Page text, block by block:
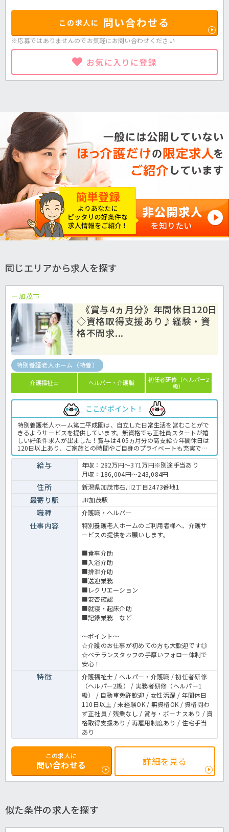
この求人に 問い合わせる
※応募ではありませんのでお気軽にお問い合わせください
お気に入りに登録
同じエリアから求人を探す
加茂市
《賞与4ヵ月分》年間休日120日
◇資格取得支援あり♪経験・資
格不問求...
特別養護老人ホーム（特養）
介護福祉士 ヘルパー・介護職
初任者研修（ヘルパー2
級）
ここがポイント！
特別養護老人ホーム第二平成園は、自立した日常生活を営むことがで
きるようサービスを提供しています。無資格でも正社員スタートが嬉
しい好条件求人が出ました！賞与は4.05ヵ月分の高支給☆年間休日は
120日以上あり、ご家族との時間やご自身のプライベートも充実でき
ます！経験の無い方でも経験豊富な職員が丁寧に指導しますので、安
心してお仕事を始めることができます◎資格取得の際には特別休暇や
助成制度など法人がバックアップしてくださいますよ！ご興味があり
ましたら是非ほっ介護までお問合せ下さいね！特養での介護業務全般
です。 ＜介護職 正社員 特養の求人＞
給与
年収：282万円～371万円※別途手当あり
月収：186,004円～243,084円
住所 新潟県加茂市石川2丁目2473番地1
最寄り駅 JR加茂駅
職種 介護職・ヘルパー
仕事内容
特別養護老人ホームのご利用者様へ、介護サ
ービスの提供をお願いします。
■食事介助
■入浴介助
■排泄介助
■送迎業務
■レクリエーション
■安否確認
■就寝・起床介助
■記録業務 など
～ポイント～
☆介護のお仕事が初めての方も大歓迎です◎
☆ベテランスタッフの手厚いフォロー体制で
安心！
特徴
介護福祉士 / ヘルパー・介護職 / 初任者研修
（ヘルパー2級） / 実務者研修（ヘルパー1
級） / 自動車免許歓迎 / 女性活躍 / 年間休日
110日以上 / 未経験OK / 無資格OK / 資格問わ
ず正社員 / 残業なし / 賞与・ボーナスあり / 資
格取得支援あり / 再雇用制度あり / 住宅手当
あり
この求人に
問い合わせる 詳細を見る
似た条件の求人を探す